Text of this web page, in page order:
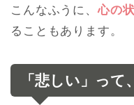
こんなふうに、心の
ることもあります。
「悲しい」っ